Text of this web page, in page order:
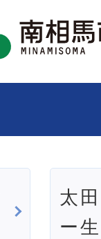
太
ー